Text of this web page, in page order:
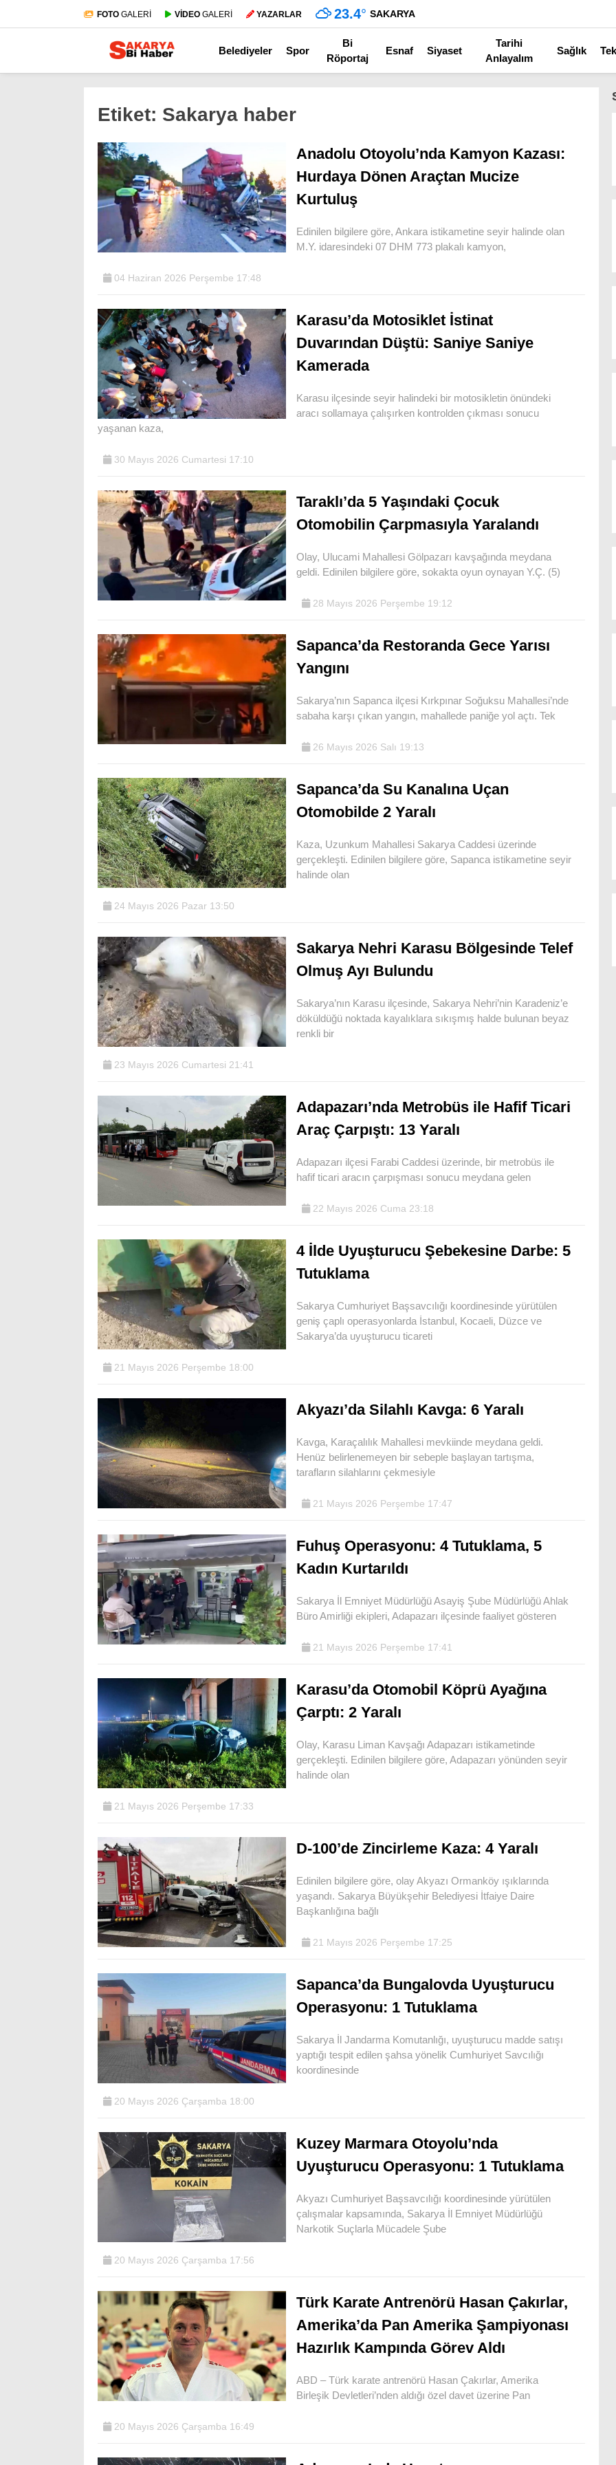
FOTO GALERİ VİDEO GALERİ YAZARLAR 23.4° SAKARYA
Belediyeler Spor
Bi
Röportaj
Esnaf Siyaset
Tarihi
Anlayalım
Sağlık
Etiket: Sakarya haber
Anadolu Otoyolu’nda Kamyon Kazası:
Hurdaya Dönen Araçtan Mucize
Kurtuluş
Edinilen bilgilere göre, Ankara istikametine seyir halinde olan
M.Y. idaresindeki 07 DHM 773 plakalı kamyon,
04 Haziran 2026 Perşembe 17:48
Karasu’da Motosiklet İstinat
Duvarından Düştü: Saniye Saniye
Kamerada
Karasu ilçesinde seyir halindeki bir motosikletin önündeki
aracı sollamaya çalışırken kontrolden çıkması sonucu
yaşanan kaza,
30 Mayıs 2026 Cumartesi 17:10
Taraklı’da 5 Yaşındaki Çocuk
Otomobilin Çarpmasıyla Yaralandı
Olay, Ulucami Mahallesi Gölpazarı kavşağında meydana
geldi. Edinilen bilgilere göre, sokakta oyun oynayan Y.Ç. (5)
28 Mayıs 2026 Perşembe 19:12
Sapanca’da Restoranda Gece Yarısı
Yangını
Sakarya’nın Sapanca ilçesi Kırkpınar Soğuksu Mahallesi’nde
sabaha karşı çıkan yangın, mahallede paniğe yol açtı. Tek
26 Mayıs 2026 Salı 19:13
Sapanca’da Su Kanalına Uçan
Otomobilde 2 Yaralı
Kaza, Uzunkum Mahallesi Sakarya Caddesi üzerinde
gerçekleşti. Edinilen bilgilere göre, Sapanca istikametine seyir
halinde olan
24 Mayıs 2026 Pazar 13:50
Sakarya Nehri Karasu Bölgesinde Telef
Olmuş Ayı Bulundu
Sakarya’nın Karasu ilçesinde, Sakarya Nehri’nin Karadeniz’e
döküldüğü noktada kayalıklara sıkışmış halde bulunan beyaz
renkli bir
23 Mayıs 2026 Cumartesi 21:41
Adapazarı’nda Metrobüs ile Hafif Ticari
Araç Çarpıştı: 13 Yaralı
Adapazarı ilçesi Farabi Caddesi üzerinde, bir metrobüs ile
hafif ticari aracın çarpışması sonucu meydana gelen
22 Mayıs 2026 Cuma 23:18
4 İlde Uyuşturucu Şebekesine Darbe: 5
Tutuklama
Sakarya Cumhuriyet Başsavcılığı koordinesinde yürütülen
geniş çaplı operasyonlarda İstanbul, Kocaeli, Düzce ve
Sakarya’da uyuşturucu ticareti
21 Mayıs 2026 Perşembe 18:00
Akyazı’da Silahlı Kavga: 6 Yaralı
Kavga, Karaçalılık Mahallesi mevkiinde meydana geldi.
Henüz belirlenemeyen bir sebeple başlayan tartışma,
tarafların silahlarını çekmesiyle
21 Mayıs 2026 Perşembe 17:47
Fuhuş Operasyonu: 4 Tutuklama, 5
Kadın Kurtarıldı
Sakarya İl Emniyet Müdürlüğü Asayiş Şube Müdürlüğü Ahlak
Büro Amirliği ekipleri, Adapazarı ilçesinde faaliyet gösteren
21 Mayıs 2026 Perşembe 17:41
Karasu’da Otomobil Köprü Ayağına
Çarptı: 2 Yaralı
Olay, Karasu Liman Kavşağı Adapazarı istikametinde
gerçekleşti. Edinilen bilgilere göre, Adapazarı yönünden seyir
halinde olan
21 Mayıs 2026 Perşembe 17:33
D-100’de Zincirleme Kaza: 4 Yaralı
Edinilen bilgilere göre, olay Akyazı Ormanköy ışıklarında
yaşandı. Sakarya Büyükşehir Belediyesi İtfaiye Daire
Başkanlığına bağlı
21 Mayıs 2026 Perşembe 17:25
Sapanca’da Bungalovda Uyuşturucu
Operasyonu: 1 Tutuklama
Sakarya İl Jandarma Komutanlığı, uyuşturucu madde satışı
yaptığı tespit edilen şahsa yönelik Cumhuriyet Savcılığı
koordinesinde
20 Mayıs 2026 Çarşamba 18:00
Kuzey Marmara Otoyolu’nda
Uyuşturucu Operasyonu: 1 Tutuklama
Akyazı Cumhuriyet Başsavcılığı koordinesinde yürütülen
çalışmalar kapsamında, Sakarya İl Emniyet Müdürlüğü
Narkotik Suçlarla Mücadele Şube
20 Mayıs 2026 Çarşamba 17:56
Türk Karate Antrenörü Hasan Çakırlar,
Amerika’da Pan Amerika Şampiyonası
Hazırlık Kampında Görev Aldı
ABD – Türk karate antrenörü Hasan Çakırlar, Amerika
Birleşik Devletleri’nden aldığı özel davet üzerine Pan
20 Mayıs 2026 Çarşamba 16:49